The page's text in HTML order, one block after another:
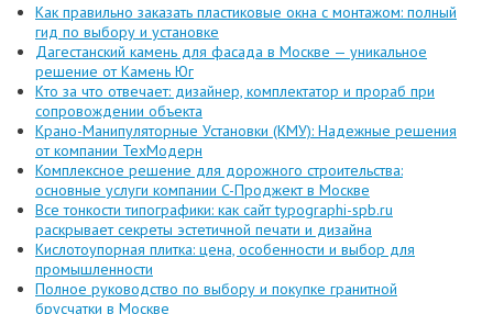
Как правильно заказать пластиковые окна с монтажом: полный
гид по выбору и установке
Дагестанский камень для фасада в Москве — уникальное
решение от Камень Юг
Кто за что отвечает: дизайнер, комплектатор и прораб при
сопровождении объекта
Крано-Манипуляторные Установки (КМУ): Надежные решения
от компании ТехМодерн
Комплексное решение для дорожного строительства:
основные услуги компании C-Проджект в Москве
Все тонкости типографики: как сайт typographi-spb.ru
раскрывает секреты эстетичной печати и дизайна
Кислотоупорная плитка: цена, особенности и выбор для
промышленности
Полное руководство по выбору и покупке гранитной
брусчатки в Москве